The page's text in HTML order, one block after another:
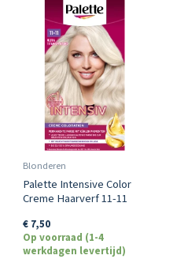
Blonderen
Palette Intensive Color
Creme Haarverf 11-11
€7,50
Op voorraad (1-4
werkdagen levertijd)